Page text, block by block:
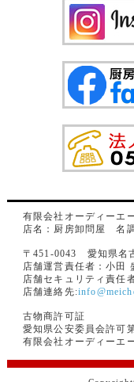
有限会社オーディーエ
店名：厨房卸問屋 名調
〒451-0043 愛知県名
店舗運営責任者：小田
店舗セキュリティ責任
店舗連絡先:
古物商許可証
愛知県公安委員会許可
有限会社オーディーエ